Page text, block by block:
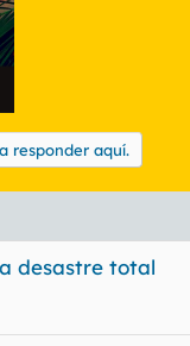
responder aquí.
desastre total